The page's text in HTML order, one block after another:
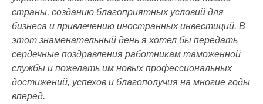
страны, созданию благоприятных условий для
бизнеса и привлечению иностранных инвестиций. В
этот знаменательный день я хотел бы передать
сердечные поздравления работникам таможенной
службы и пожелать им новых профессиональных
достижений, успехов и благополучия на многие годы
вперед.